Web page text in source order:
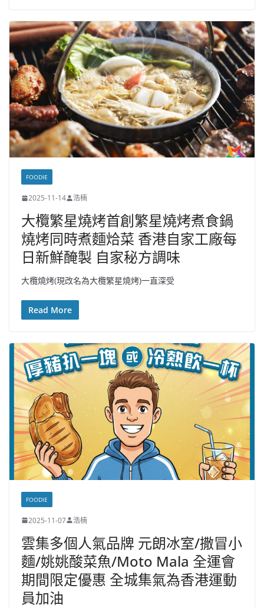
FOODIE
2025-11-14 浩楠
大欖繁星燒烤首創繁星燒烤煮食鍋
燒烤同時煮麵烚菜 香港自家工廠每
日新鮮醃製 自家秘方調味
大欖燒烤(現改名為大欖繁星燒烤)一直深受
Read More
FOODIE
2025-11-07 浩楠
雲集多個人氣品牌 元朗冰室/撒冒小
麵/姚姚酸菜魚/Moto Mala 全運會
期間限定優惠 全城集氣為香港運動
員加油